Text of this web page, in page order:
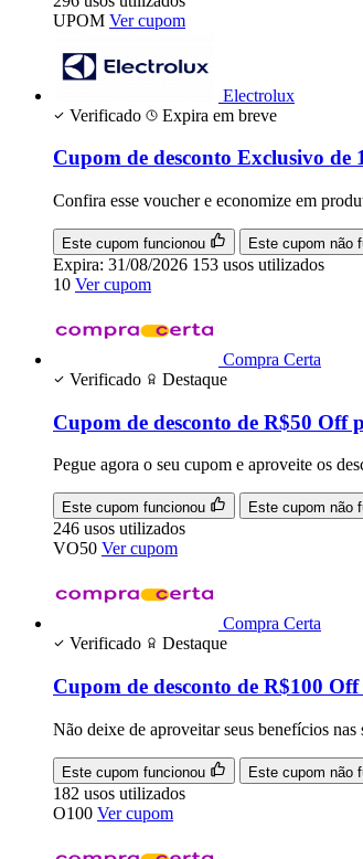
UPOM Ver cupom
Electrolux
Verificado
Expira em breve
Cupom de desconto Exclusivo de
Confira esse voucher e economize em
Este cupom funcionou Este cupom não
Expira: 31/08/2026 153 usos utilizados
10 Ver cupom
Compra Certa
Verificado
Destaque
Cupom de desconto de R$50 Off
Pegue agora o seu cupom e aproveite os
Este cupom funcionou Este cupom não
246 usos utilizados
VO50 Ver cupom
Compra Certa
Verificado
Destaque
Cupom de desconto de R$100
Não deixe de aproveitar seus benefícios
Este cupom funcionou Este cupom não
182 usos utilizados
O100 Ver cupom